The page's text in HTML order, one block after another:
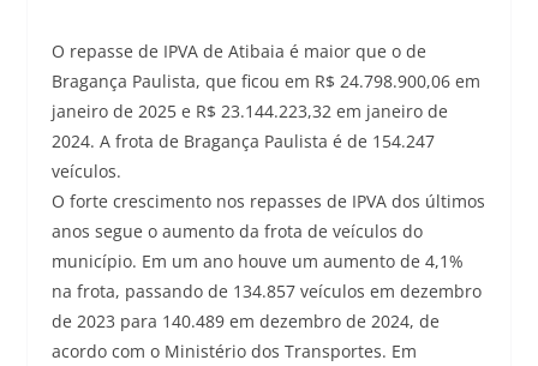
O repasse de IPVA de Atibaia é maior que o de
Bragança Paulista, que ficou em R$ 24.798.900,06 em
janeiro de 2025 e R$ 23.144.223,32 em janeiro de
2024. A frota de Bragança Paulista é de 154.247
veículos.
O forte crescimento nos repasses de IPVA dos últimos
anos segue o aumento da frota de veículos do
município. Em um ano houve um aumento de 4,1%
na frota, passando de 134.857 veículos em dezembro
de 2023 para 140.489 em dezembro de 2024, de
acordo com o Ministério dos Transportes. Em